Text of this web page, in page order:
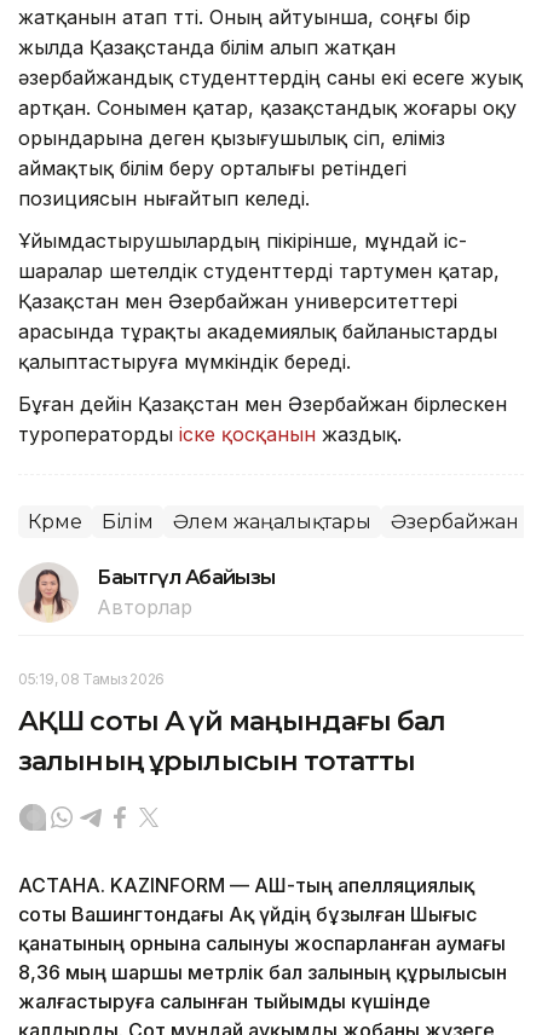
жатқанын атап өтті. Оның айтуынша, соңғы бір
жылда Қазақстанда білім алып жатқан
әзербайжандық студенттердің саны екі есеге жуық
артқан. Сонымен қатар, қазақстандық жоғары оқу
орындарына деген қызығушылық өсіп, еліміз
аймақтық білім беру орталығы ретіндегі
позициясын нығайтып келеді.
Ұйымдастырушылардың пікірінше, мұндай іс-
шаралар шетелдік студенттерді тартумен қатар,
Қазақстан мен Әзербайжан университеттері
арасында тұрақты академиялық байланыстарды
қалыптастыруға мүмкіндік береді.
Бұған дейін Қазақстан мен Әзербайжан бірлескен
туроператорды іске қосқанын жаздық.
Көрме Білім Әлем жаңалықтары Әзербайжан
Бақытгүл Абайқызы
Авторлар
05:19, 08 Тамыз 2026
АҚШ соты Ақ үй маңындағы бал
залының құрылысын тоқтатты
АСТАНА. KAZINFORM — АҚШ-тың апелляциялық
соты Вашингтондағы Ақ үйдің бұзылған Шығыс
қанатының орнына салынуы жоспарланған аумағы
8,36 мың шаршы метрлік бал залының құрылысын
жалғастыруға салынған тыйымды күшінде
қалдырды. Сот мұндай ауқымды жобаны жүзеге